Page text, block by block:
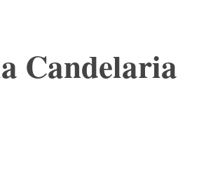
Candelaria